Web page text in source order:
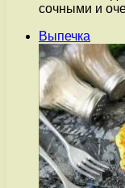
сочными и
Выпечка